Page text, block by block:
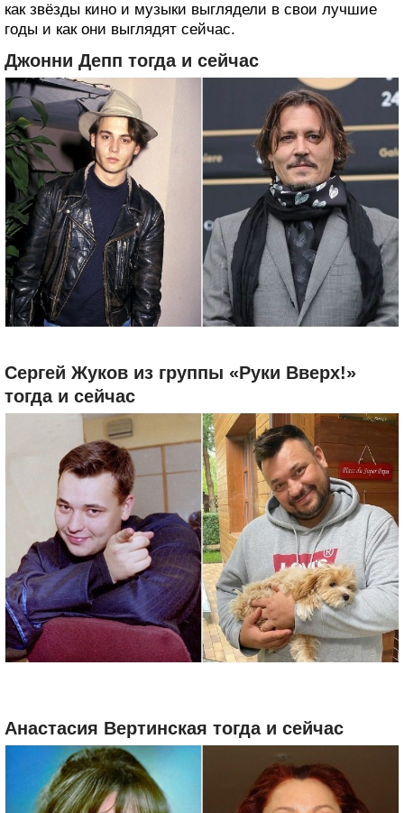
как звёзды кино и музыки выглядели в свои лучшие
годы и как они выглядят сейчас.
Джонни Депп тогда и сейчас
Сергей Жуков из группы «Руки Вверх!»
тогда и сейчас
Анастасия Вертинская тогда и сейчас